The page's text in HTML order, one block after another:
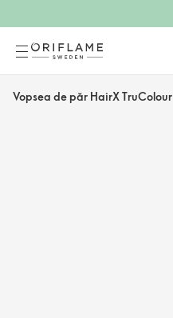
Vopsea de păr HairX TruColour